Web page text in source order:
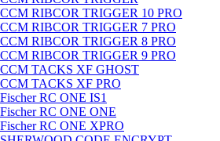
CCM RIBCOR TRIGGER 10 PRO
CCM RIBCOR TRIGGER 7 PRO
CCM RIBCOR TRIGGER 8 PRO
CCM RIBCOR TRIGGER 9 PRO
CCM TACKS XF GHOST
CCM TACKS XF PRO
Fischer RC ONE IS1
Fischer RC ONE ONE
Fischer RC ONE XPRO